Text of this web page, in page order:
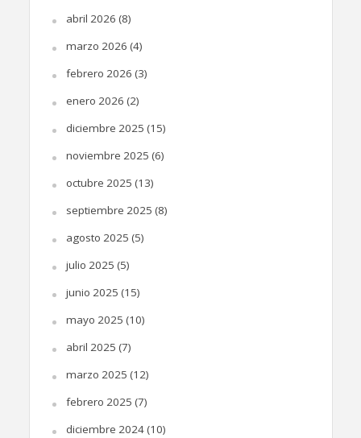
abril 2026 (8)
marzo 2026 (4)
febrero 2026 (3)
enero 2026 (2)
diciembre 2025 (15)
noviembre 2025 (6)
octubre 2025 (13)
septiembre 2025 (8)
agosto 2025 (5)
julio 2025 (5)
junio 2025 (15)
mayo 2025 (10)
abril 2025 (7)
marzo 2025 (12)
febrero 2025 (7)
diciembre 2024(10)